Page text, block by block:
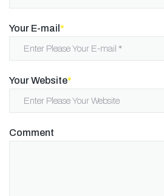
Your E-mail *
Your Website*
Comment